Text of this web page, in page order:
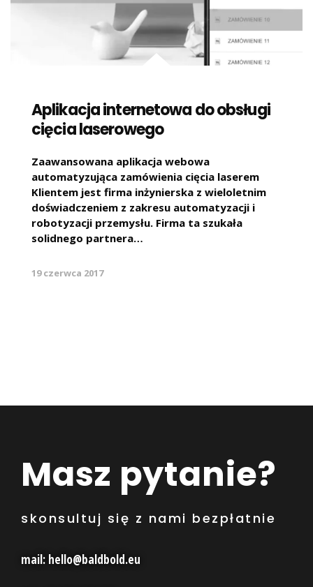
Aplikacja internetowa do obsługi
cięcia laserowego
Zaawansowana aplikacja webowa
automatyzująca zamówienia cięcia laserem
Klientem jest firma inżynierska z wieloletnim
doświadczeniem z zakresu automatyzacji i
robotyzacji przemysłu. Firma ta szukała
solidnego partnera…
19 czerwca 2017
Masz pytanie?
skonsultuj się z nami bezpłatnie
mail: hello@baldbold.eu